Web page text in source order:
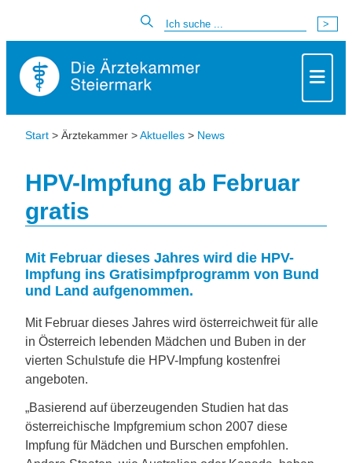
Start > Ärztekammer >Aktuelles > News
HPV-Impfung ab Februar
gratis
Mit Februar dieses Jahres wird die HPV-
Impfung ins Gratisimpfprogramm von Bund
und Land aufgenommen.
Mit Februar dieses Jahres wird österreichweit für alle
in Österreich lebenden Mädchen und Buben in der
vierten Schulstufe die HPV-Impfung kostenfrei
angeboten.
„Basierend auf überzeugenden Studien hat das
österreichische Impfgremium schon 2007 diese
Impfung für Mädchen und Burschen empfohlen.